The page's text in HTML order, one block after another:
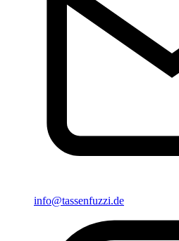
info@tassenfuzzi.de